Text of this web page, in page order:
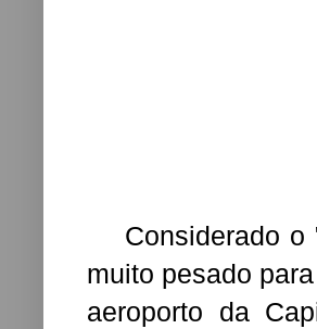
Considerado o
muito pesado
aeroporto da